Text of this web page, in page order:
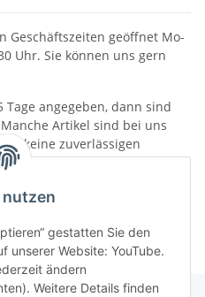
nutzen
gestatten Sie den
unserer Website: YouTube.
ändern
Weitere Details finden
Geschäftszeiten geöffnet Mo-
Uhr. Sie können uns gern
angegeben, dann sind
Artikel sind bei uns
keine zuverlässigen